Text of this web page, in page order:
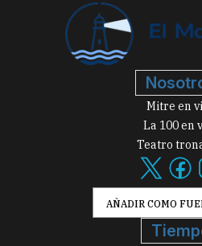
Mitre en
La 100 en
Teatro
AÑADIR COMO